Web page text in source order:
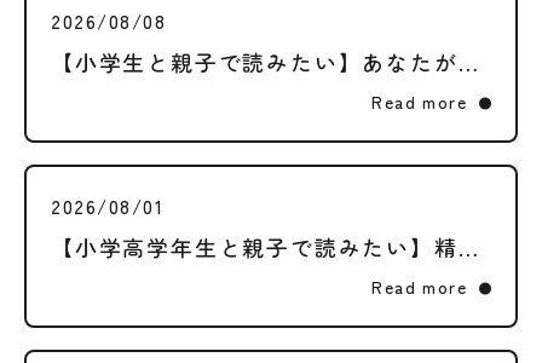
2026/08/08
【小学生と親子で読みたい】あなたが生まれた日 ― 妊娠といのちを知る権利
Read more
2026/08/01
【小学高学年生と親子で読みたい】精通・月経ってなに？それぞれの体に起こる変化と、大切な権利のはなし
Read more